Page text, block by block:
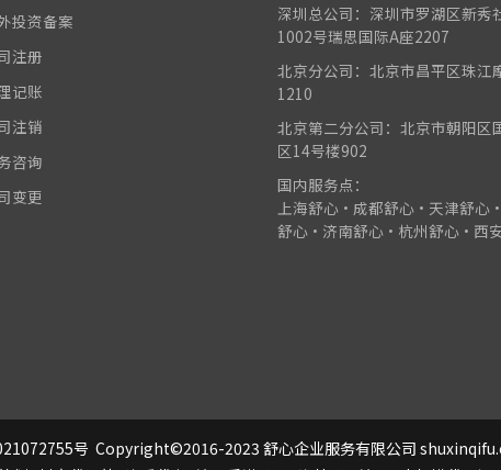
投资备案
注册
记账
注销
咨询
变更
深圳总公司：深圳市罗湖区新秀
1002号瑞思国际A座2207
北京分公司：北京市昌平区珠江
1210
北京第二分公司：北京市朝阳区
区14号楼902
国内服务点：
上海舒心•成都舒心•天津舒心
舒心•济南舒心•杭州舒心•西
号 Copyright©2016-2023 舒心企业服务有限公司